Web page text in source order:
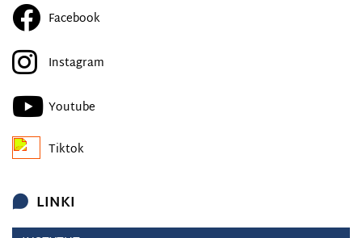
Facebook
Instagram
Youtube
Tiktok
LINKI